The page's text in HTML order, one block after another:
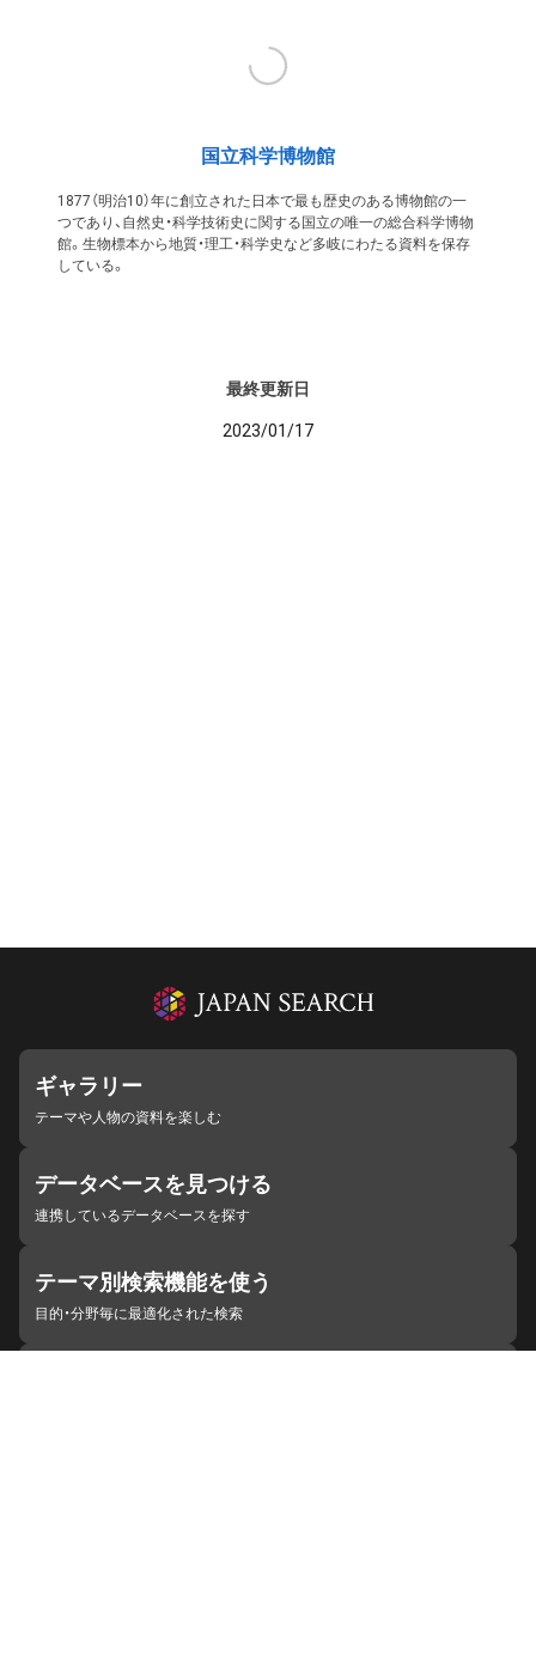
国立科学博物館
1877（明治10）年に創立された日本で最も歴史のある博物館の一
つであり、自然史・科学技術史に関する国立の唯一の総合科学博物
館。生物標本から地質・理工・科学史など多岐にわたる資料を保存
している。
最終更新日
2023/01/17
ギャラリー
テーマや人物の資料を楽しむ
データベースを見つける
連携しているデータベースを探す
テーマ別検索機能を使う
目的・分野毎に最適化された検索